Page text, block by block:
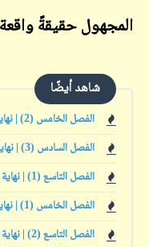
المجهول حقيقةً
شاهد أيضًا
الفصل الخامس (2) | نهاية العالم
الفصل السادس (3) | نهاية العالم
الفصل التاسع (1) | نهاية العالم
الفصل الخامس (1) | نهاية العالم
الفصل التاسع (2) | نهاية العالم